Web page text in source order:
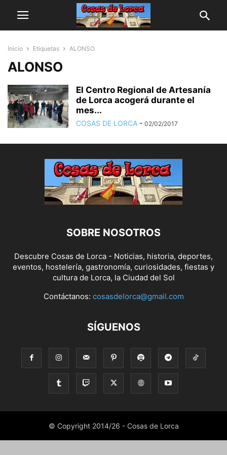
Inicio Etiquetas ALONSO
ALONSO
El Centro Regional de Artesanía
de Lorca acogerá durante el
mes...
COSAS DE LORCA - 02/02/2017
SOBRE NOSOTROS
Descubre Cosas de Lorca - Noticias, historia, deportes,
eventos, hostelería, gastronomía, curiosidades, fiestas y
cultura de Lorca, la Ciudad del Sol
Contáctanos: cosasdelorca@gmail.com
SÍGUENOS
© Copyright 2014/26 - Cosas de Lorca